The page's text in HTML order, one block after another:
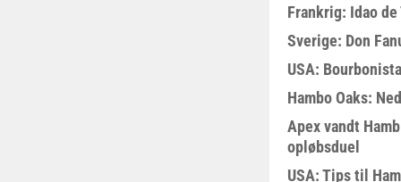
Frankrig: Idao
Sverige: Don
USA:
Hambo Oaks:
Apex vandt
opløbsduel
USA: Tips til